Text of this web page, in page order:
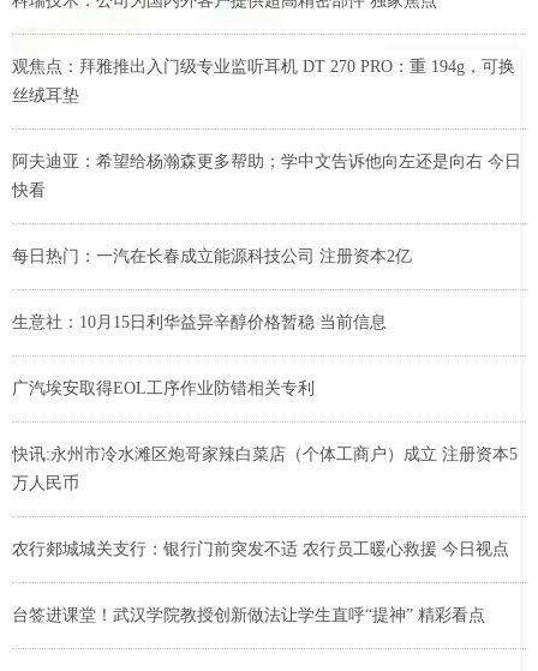
观焦点：拜雅推出入门级专业监听耳机 DT 270 PRO：重 194g，可换
丝绒耳垫
阿夫迪亚：希望给杨瀚森更多帮助；学中文告诉他向左还是向右 今日
快看
每日热门：一汽在长春成立能源科技公司 注册资本2亿
生意社：10月15日利华益异辛醇价格暂稳 当前信息
广汽埃安取得EOL工序作业防错相关专利
快讯:永州市冷水滩区炮哥家辣白菜店（个体工商户）成立 注册资本5
万人民币
农行郯城城关支行：银行门前突发不适 农行员工暖心救援 今日视点
台签进课堂！武汉学院教授创新做法让学生直呼“提神” 精彩看点